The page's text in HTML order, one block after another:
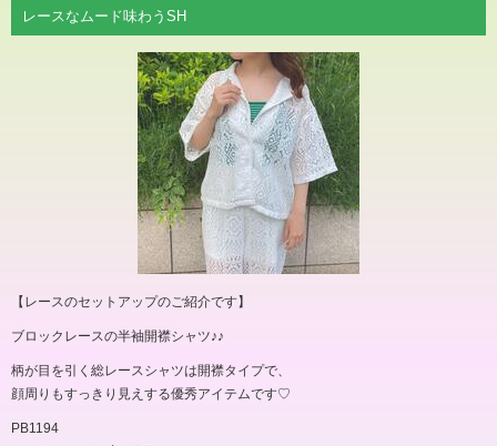
レースなムード味わうSH
【レースのセットアップのご紹介です】
ブロックレースの半袖開襟シャツ♪♪
柄が目を引く総レースシャツは開襟タイプで、
顔周りもすっきり見えする優秀アイテムです♡
PB1194